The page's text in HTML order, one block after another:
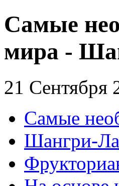
Самые
мира -
21 Сентября
Самые
Шангри-Ла